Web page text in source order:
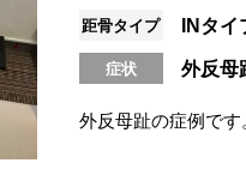
距骨タイプ INタイ
症状 外反母
外反母趾の症例で